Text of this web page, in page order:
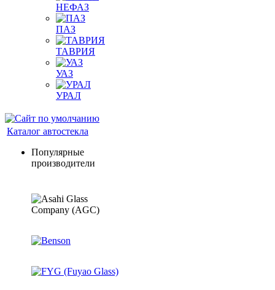
НЕФАЗ
ПАЗ
ТАВРИЯ
УАЗ
УРАЛ
Каталог автостекла
Популярные
производители